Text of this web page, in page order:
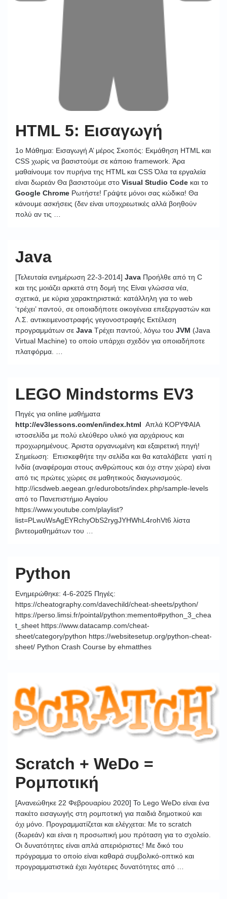
HTML 5: Εισαγωγή
1o Μάθημα: Εισαγωγή Α’ μέρος Σκοπός: Εκμάθηση HTML και
CSS χωρίς να βασιστούμε σε κάποιο framework. Άρα
μαθαίνουμε τον πυρήνα της HTML και CSS Όλα τα εργαλεία
είναι δωρεάν Θα βασιστούμε στο Visual Studio Code και το
Google Chrome Ρωτήστε! Γράψτε μόνοι σας κώδικα! Θα
κάνουμε ασκήσεις (δεν είναι υποχρεωτικές αλλά βοηθούν
πολύ αν τις …
Java
[Τελευταία ενημέρωση 22-3-2014] Java Προήλθε από τη C
και της μοιάζει αρκετά στη δομή της Είναι γλώσσα νέα,
σχετικά, με κύρια χαρακτηριστικά: κατάλληλη για το web
‘τρέχει’ παντού, σε οποιαδήποτε οικογένεια επεξεργαστών και
Λ.Σ. αντικειμενοστραφής γεγονοστραφής Εκτέλεση
προγραμμάτων σε Java Τρέχει παντού, λόγω του JVM (Java
Virtual Machine) το οποίο υπάρχει σχεδόν για οποιαδήποτε
πλατφόρμα. …
LEGO Mindstorms EV3
Πηγές για online μαθήματα
http://ev3lessons.com/en/index.html Απλά ΚΟΡΥΦΑΙΑ
ιστοσελίδα με πολύ ελεύθερο υλικό για αρχάριους και
προχωρημένους. Άριστα οργανωμένη και εξαιρετική πηγή!
Σημείωση: Επισκεφθήτε την σελίδα και θα καταλάβετε γιατί η
Ινδία (αναφέρομαι στους ανθρώπους και όχι στην χώρα) είναι
από τις πρώτες χώρες σε μαθητικούς διαγωνισμούς.
http://icsdweb.aegean.gr/edurobots/index.php/sample-levels
από το Πανεπιστήμιο Αιγαίου
https://www.youtube.com/playlist?
list=PLwuWsAgEYRchyObS2rygJYHWhL4rohVt6 λίστα
βιντεομαθημάτων του …
Python
Ενημερώθηκε: 4-6-2025 Πηγές:
https://cheatography.com/davechild/cheat-sheets/python/
https://perso.limsi.fr/pointal/python:memento#python_3_chea
t_sheet https://www.datacamp.com/cheat-
sheet/category/python https://websitesetup.org/python-cheat-
sheet/ Python Crash Course by ehmatthes
Scratch + WeDo =
Ρομποτική
[Ανανεώθηκε 22 Φεβρουαρίου 2020] To Lego WeDo είναι ένα
πακέτο εισαγωγής στη ρομποτική για παιδιά δημοτικού και
όχι μόνο. Προγραμματίζεται και ελέγχεται: Με το scratch
(δωρεάν) και είναι η προσωπική μου πρόταση για το σχολείο.
Οι δυνατότητες είναι απλά απεριόριστες! Με δικό του
πρόγραμμα το οποίο είναι καθαρά συμβολικό-οπτικό και
προγραμματιστικά έχει λιγότερες δυνατότητες από …